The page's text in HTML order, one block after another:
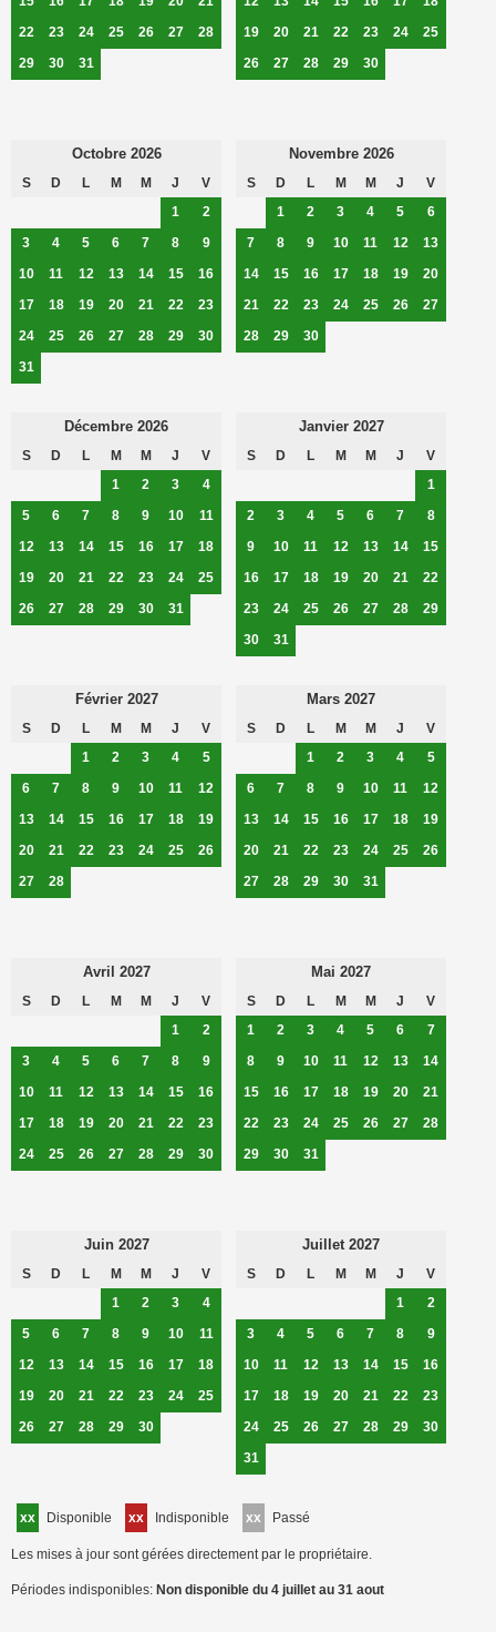
22
23 24 25 26 27
28
29
30 31
19
20 21 22 23 24
25
26
27 28 29 30
Octobre 2026
S D L M M J
V
1
2
3
4 5 6 7 8
9
10
11 12 13 14 15
16
17
18 19 20 21 22
23
24
25 26 27 28 29
30
31
Novembre 2026
S D L M M J
V
1
2 3 4 5
6
7
8 9 10 11 12
13
14
15 16 17 18 19
20
21
22 23 24 25 26
27
28
29 30
Décembre 2026
S D L M M J
V
1
2 3
4
5
6 7 8 9 10
11
12
13 14 15 16 17
18
19
20 21 22 23 24
25
26
27 28 29 30 31
Janvier 2027
S D L M M J
V
1
2
3 4 5 6 7
8
9
10 11 12 13 14
15
16
17 18 19 20 21
22
23
24 25 26 27 28
29
30
31
Février 2027
S D L M M J
V
1
2 3 4
5
6
7 8 9 10 11
12
13
14 15 16 17 18
19
20
21 22 23 24 25
26
27
28
Mars 2027
S D L M M J
V
1
2 3 4
5
6
7 8 9 10 11
12
13
14 15 16 17 18
19
20
21 22 23 24 25
26
27
28 29 30 31
Avril 2027
S D L M M J
V
1
2
3
4 5 6 7 8
9
10
11 12 13 14 15
16
17
18 19 20 21 22
23
24
25 26 27 28 29 30
Mai 2027
S D L M M J
V
1
2 3 4 5 6
7
8
9 10 11 12 13
14
15
16 17 18 19 20
21
22
23 24 25 26 27
28
29
30 31
Juin 2027
S D L M M J
V
1
2 3
4
5
6 7 8 9 10
11
12
13 14 15 16 17
18
19
20 21 22 23 24
25
26
27 28 29 30
Juillet 2027
S D L M M J
V
1
2
3
4 5 6 7 8
9
10
11 12 13 14 15
16
17
18 19 20 21 22
23
24
25 26 27 28 29
30
31
xx Disponible xx Indisponible xx Passé
Les mises à jour sont gérées directement par le propriétaire.
Périodes indisponibles: Non disponible du 4 juillet au 31 aout